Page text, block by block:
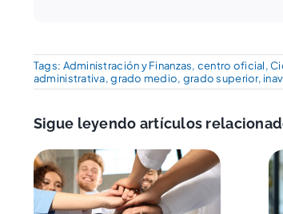
Tags: Administración y Finanzas, centro oficial,
administrativa,grado medio, grado superior,
Sigue leyendo artículos